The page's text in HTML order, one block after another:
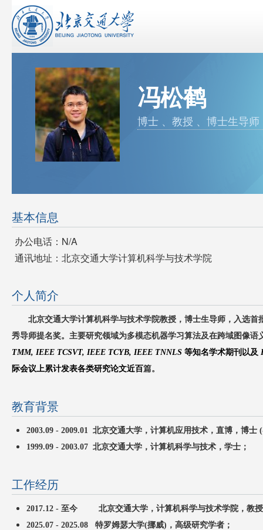
冯松鹤
博士 、教授 、博士生导师
基本信息
办公电话：N/A
通讯地址：北京交通大学计算机科学与技术学院
个人简介
北京交通大学计算机科学与技术学院教授，博士生导师，入选首
秀导师提名奖。 主要研究领域为多模态机器学习算法及在跨域图像语
TMM, IEEE TCSVT, IEEE TCYB, IEEE TNNLS 等知名学术期刊以及
际会议上累计发表各类研究论文近百篇。
教育背景
2003.09 - 2009.01 北京交通大学，计算机应用技术，直博，博士
1999.09 - 2003.07 北京交通大学，计算机科学与技术，学士；
工作经历
2017.12 - 至今 北京交通大学，计算机科学与技术学院，教
2025.07 - 2025.08 特罗姆瑟大学(挪威)，高级研究学者；